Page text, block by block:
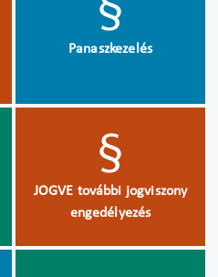
Panaszkezelés
JOGVE további jogviszony
engedélyezés